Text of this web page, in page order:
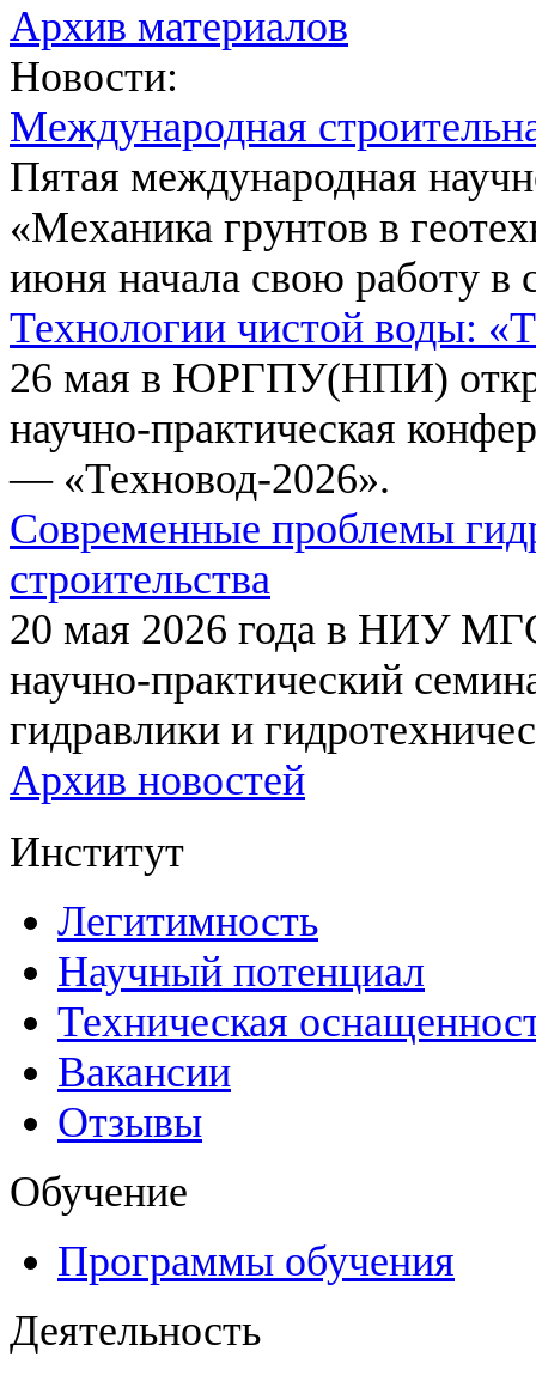
Архив материалов
Новости:
Международная
Пятая международная
«Механика грунтов в
июня начала свою работу в
Технологии чистой воды:
26 мая в ЮРГПУ(НПИ)
научно-практическая
— «Техновод-2026».
Современные проблемы
строительства
20 мая 2026 года в НИУ
научно-практический
гидравлики и
Архив новостей
Институт
Легитимность
Научный потенциал
Техническая
Вакансии
Отзывы
Обучение
Программы обучения
Деятельность